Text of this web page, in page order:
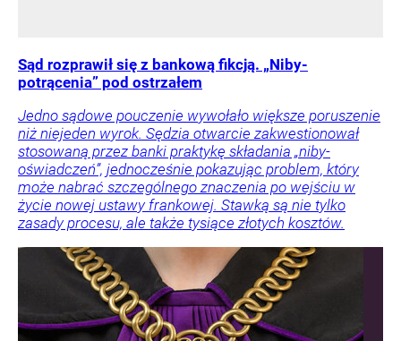
Sąd rozprawił się z bankową fikcją. „Niby-
potrącenia” pod ostrzałem
Jedno sądowe pouczenie wywołało większe poruszenie
niż niejeden wyrok. Sędzia otwarcie zakwestionował
stosowaną przez banki praktykę składania „niby-
oświadczeń”, jednocześnie pokazując problem, który
może nabrać szczególnego znaczenia po wejściu w
życie nowej ustawy frankowej. Stawką są nie tylko
zasady procesu, ale także tysiące złotych kosztów.